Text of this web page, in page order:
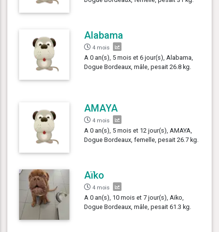
Alabama
4 mois
A 0 an(s), 5 mois et 6 jour(s), Alabama,
Dogue Bordeaux, mâle, pesait 26.8 kg.
AMAYA
4 mois
A 0 an(s), 5 mois et 12 jour(s), AMAYA,
Dogue Bordeaux, femelle, pesait 26.7 kg.
Aïko
4 mois
A 0 an(s), 10 mois et 7 jour(s), Aïko,
Dogue Bordeaux, mâle, pesait 61.3 kg.